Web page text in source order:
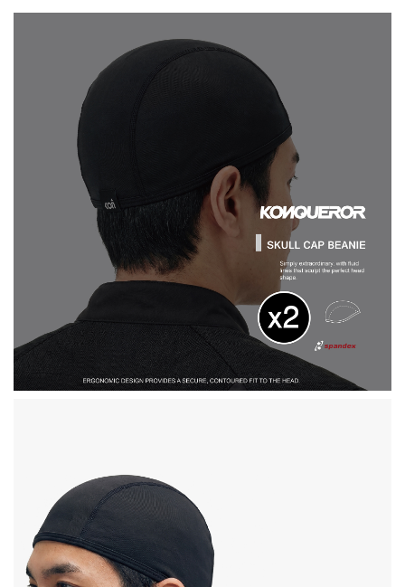
Basic Socks AC-01 / 康可-基礎滅臭襪
NT$ 100
NT$ 190
-
加入購物車
掌套加價購